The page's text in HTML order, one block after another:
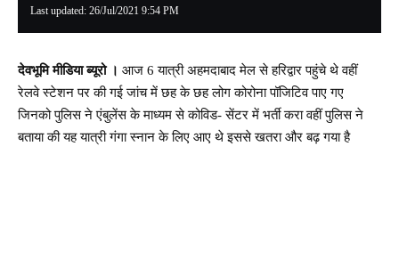
Last updated: 26/Jul/2021 9:54 PM
देवभूमि मीडिया ब्यूरो । आज 6 यात्री अहमदाबाद मेल से हरिद्वार पहुंचे थे वहीं
रेलवे स्टेशन पर की गई जांच में छह के छह लोग कोरोना पॉजिटिव पाए गए
जिनको पुलिस ने एंबुलेंस के माध्यम से कोविड- सेंटर में भर्ती करा वहीं पुलिस ने
बताया की यह यात्री गंगा स्नान के लिए आए थे इससे खतरा और बढ़ गया है